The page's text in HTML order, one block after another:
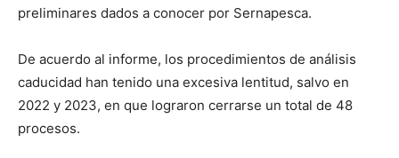
preliminares dados a conocer por Sernapesca.
De acuerdo al informe, los procedimientos de análisis
caducidad han tenido una excesiva lentitud, salvo en
2022 y 2023, en que lograron cerrarse un total de 48
procesos.